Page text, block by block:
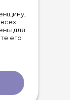
для
его